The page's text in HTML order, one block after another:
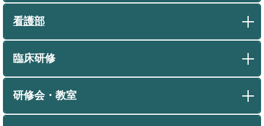
看護部
臨床研修
研修会・教室